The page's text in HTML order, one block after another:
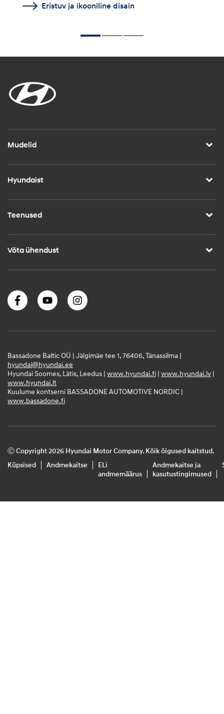
Eristuv ja ikooniline disain
Mudelid
Hyundaist
Teenused
Võta ühendust
Bassadone Baltic OÜ | Jälgimäe tee 1, 76406, Tänassilma |
hyundai@hyundai.ee
Hyundai Soomes, Lätis, Leedus | www.hyundai.fi | www.hyundai.lv |
www.hyundai.lt
Kuulume kontserni BASSADONE AUTOMOTIVE NORDIC |
www.bassadone.fi
Ⓒ Copyright 2026 Hyundai Motor Company. Kõik õigused kaitstud.
Küpsised
Andmekaitse
ELi
andmemäärus
Andmekaitse ja
kasutustingimused